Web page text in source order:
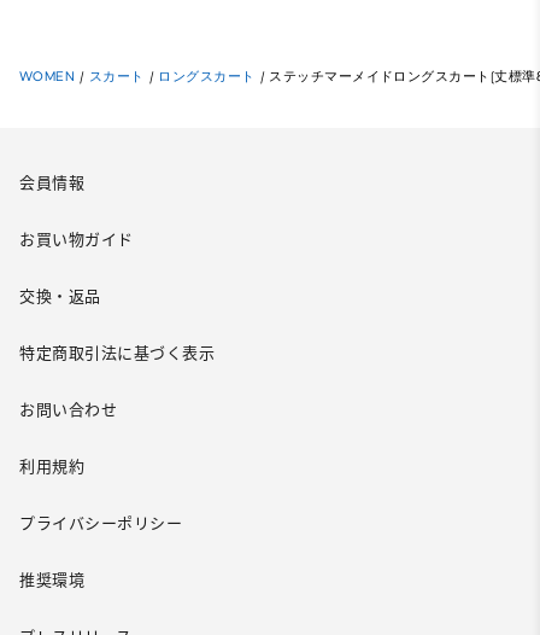
WOMEN / スカート / ロングスカート / ステッチマーメイドロングスカート(丈標
会員情報
お買い物ガイド
交換・返品
特定商取引法に基づく表示
お問い合わせ
利用規約
プライバシーポリシー
推奨環境